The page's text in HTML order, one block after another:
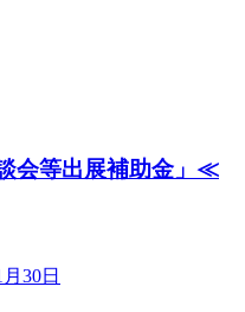
会等出展補助金」≪
30日